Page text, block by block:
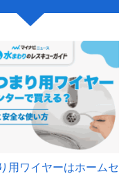
用ワイヤーはホームセ